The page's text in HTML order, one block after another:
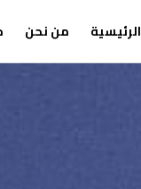
الرئيسية من نحن